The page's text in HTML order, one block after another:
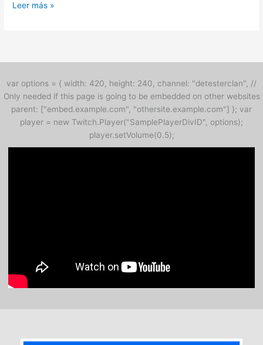
Leer más »
var options = { width: 420, height: 240, channel: "detesterclan", //
Only needed if this page is going to be embedded on other websites
parent: ["embed.example.com", "othersite.example.com"] }; var
player = new Twitch.Player("SamplePlayerDivID", options);
player.setVolume(0.5);